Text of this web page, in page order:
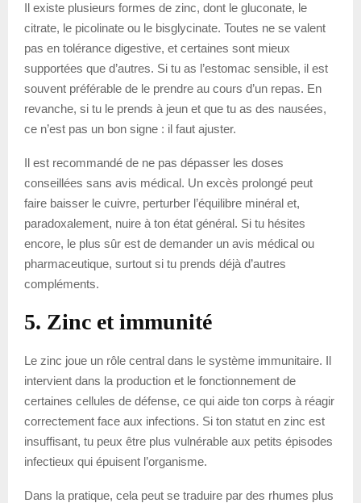
Il existe plusieurs formes de zinc, dont le gluconate, le
citrate, le picolinate ou le bisglycinate. Toutes ne se valent
pas en tolérance digestive, et certaines sont mieux
supportées que d’autres. Si tu as l’estomac sensible, il est
souvent préférable de le prendre au cours d’un repas. En
revanche, si tu le prends à jeun et que tu as des nausées,
ce n’est pas un bon signe : il faut ajuster.
Il est recommandé de ne pas dépasser les doses
conseillées sans avis médical. Un excès prolongé peut
faire baisser le cuivre, perturber l’équilibre minéral et,
paradoxalement, nuire à ton état général. Si tu hésites
encore, le plus sûr est de demander un avis médical ou
pharmaceutique, surtout si tu prends déjà d’autres
compléments.
5. Zinc et immunité
Le zinc joue un rôle central dans le système immunitaire. Il
intervient dans la production et le fonctionnement de
certaines cellules de défense, ce qui aide ton corps à réagir
correctement face aux infections. Si ton statut en zinc est
insuffisant, tu peux être plus vulnérable aux petits épisodes
infectieux qui épuisent l’organisme.
Dans la pratique, cela peut se traduire par des rhumes plus